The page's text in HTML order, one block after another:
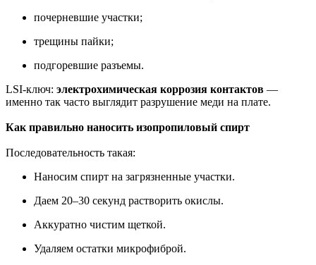
почерневшие участки;
трещины пайки;
подгоревшие разъемы.
LSI-ключ: электрохимическая коррозия контактов —
именно так часто выглядит разрушение меди на плате.
Как правильно наносить изопропиловый спирт
Последовательность такая:
Наносим спирт на загрязненные участки.
Даем 20–30 секунд растворить окислы.
Аккуратно чистим щеткой.
Удаляем остатки микрофиброй.